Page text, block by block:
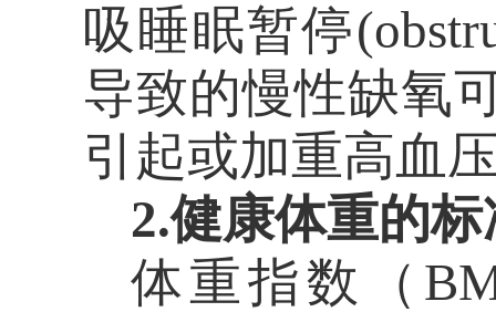
吸睡眠暂停
导致的慢性缺氧
引起或加重高血
2.健康体重的
体重指数（